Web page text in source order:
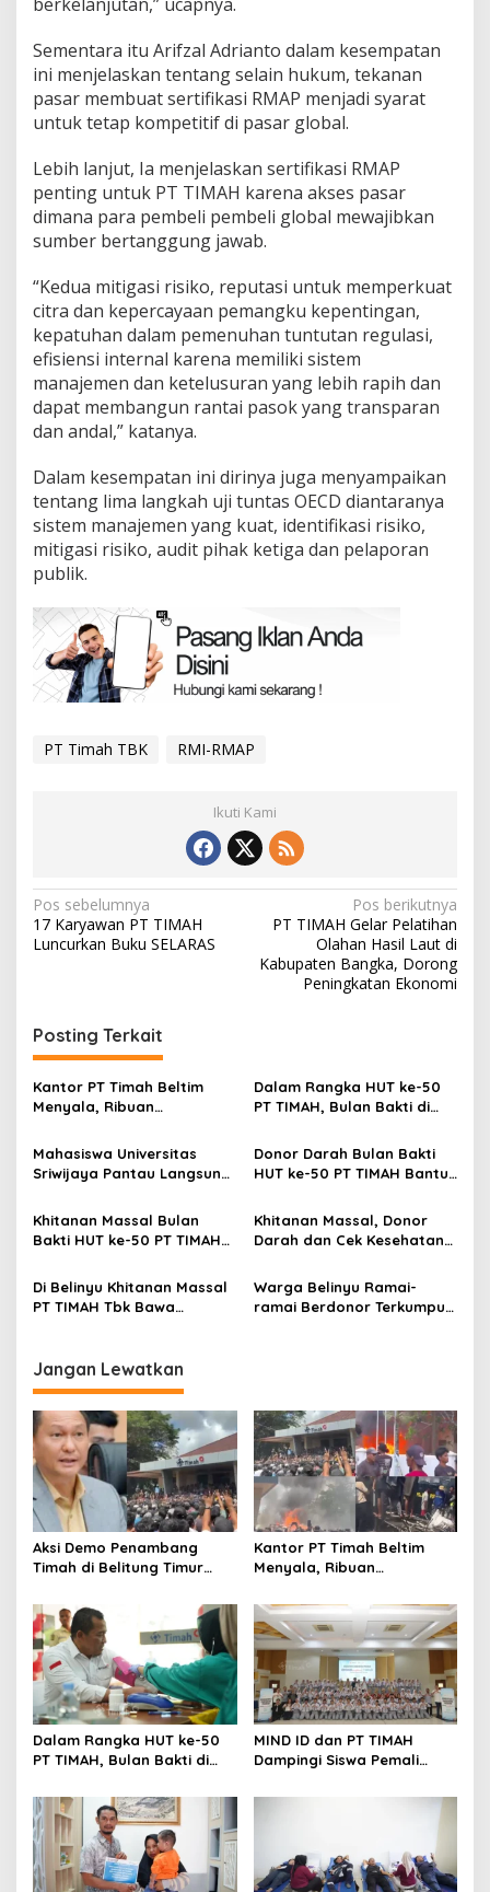
Sementara itu Arifzal Adrianto dalam kesempatan
ini menjelaskan tentang selain hukum, tekanan
pasar membuat sertifikasi RMAP menjadi syarat
untuk tetap kompetitif di pasar global.
Lebih lanjut, Ia menjelaskan sertifikasi RMAP
penting untuk PT TIMAH karena akses pasar
dimana para pembeli pembeli global mewajibkan
sumber bertanggung jawab.
“Kedua mitigasi risiko, reputasi untuk memperkuat
citra dan kepercayaan pemangku kepentingan,
kepatuhan dalam pemenuhan tuntutan regulasi,
efisiensi internal karena memiliki sistem
manajemen dan ketelusuran yang lebih rapih dan
dapat membangun rantai pasok yang transparan
dan andal,” katanya.
Dalam kesempatan ini dirinya juga menyampaikan
tentang lima langkah uji tuntas OECD diantaranya
sistem manajemen yang kuat, identifikasi risiko,
mitigasi risiko, audit pihak ketiga dan pelaporan
publik.
PT Timah TBK RMI-RMAP
Ikuti Kami
Navigasi
pos
Pos sebelumnya
17 Karyawan PT TIMAH
Luncurkan Buku SELARAS
Pos berikutnya
PT TIMAH Gelar Pelatihan
Olahan Hasil Laut di
Kabupaten Bangka, Dorong
Peningkatan Ekonomi
Posting Terkait
Kantor PT Timah Beltim
Menyala, Ribuan
Pemerintah Jangan Tutup
Mata
Dalam Rangka HUT ke-50
PT TIMAH, Bulan Bakti di
Massal, Donor Darah, dan
Layanan Kesehatan Gratis
Mahasiswa Universitas
Sriwijaya Pantau Langsung
Timah di PT TIMAH
Donor Darah Bulan Bakti
HUT ke-50 PT TIMAH Bantu
Barat
Khitanan Massal Bulan
Bakti HUT ke-50 PT TIMAH
Bangka Barat
Khitanan Massal, Donor
Darah dan Cek Kesehatan
HUT ke-50 PT TIMAH di
Bangka Tengah
Di Belinyu Khitanan Massal
PT TIMAH Tbk Bawa
Warga Belinyu Ramai-
ramai Berdonor Terkumpul
Jangan Lewatkan
Aksi Demo Penambang
Timah di Belitung Timur
XII DPR Bambang Patijaya
Dorong Perpres Segera
Diterbitkan
Kantor PT Timah Beltim
Menyala, Ribuan
Pemerintah Jangan Tutup
Mata
Dalam Rangka HUT ke-50
PT TIMAH, Bulan Bakti di
Massal, Donor Darah, dan
Layanan Kesehatan Gratis
MIND ID dan PT TIMAH
Dampingi Siswa Pemali